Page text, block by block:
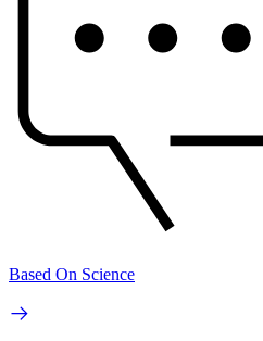
Based On Science